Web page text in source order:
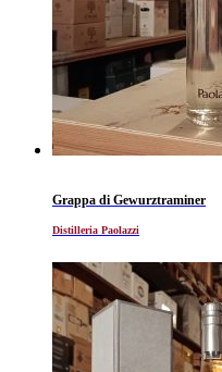
Grappa di Gewurztraminer
Distilleria Paolazzi